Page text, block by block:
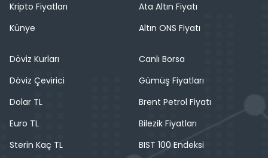
Kripto Fiyatları
Künye
Ata Altın Fiyatı
Altın ONS Fiyatı
Döviz Kurları
Döviz Çevirici
Dolar TL
Euro TL
Sterin Kaç TL
Canlı Borsa
Gümüş Fiyatları
Brent Petrol Fiyatı
Bilezik Fiyatları
BIST 100 Endeksi